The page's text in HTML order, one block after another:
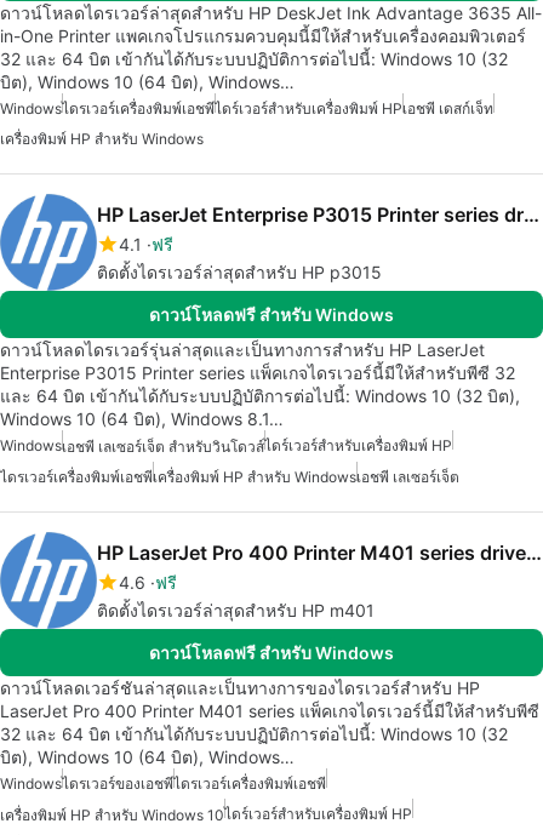
ดาวน์โหลดไดรเวอร์ล่าสุดสำหรับ HP DeskJet Ink Advantage 3635 All-
in-One Printer แพคเกจโปรแกรมควบคุมนี้มีให้สำหรับเครื่องคอมพิวเตอร์
32 และ 64 บิต เข้ากันได้กับระบบปฏิบัติการต่อไปนี้: Windows 10 (32
บิต), Windows 10 (64 บิต), Windows…
Windowsไดรเวอร์เครื่องพิมพ์เอชพีไดร์เวอร์สำหรับเครื่องพิมพ์ HPเอชพี เดสก์เจ็ท
เครื่องพิมพ์ HP สำหรับ Windows
HP LaserJet Enterprise P3015 Printer series drivers
4.1
ฟรี
ติดตั้งไดรเวอร์ล่าสุดสำหรับ HP p3015
ดาวน์โหลดฟรี สำหรับ Windows
ดาวน์โหลดไดรเวอร์รุ่นล่าสุดและเป็นทางการสำหรับ HP LaserJet
Enterprise P3015 Printer series แพ็คเกจไดรเวอร์นี้มีให้สำหรับพีซี 32
และ 64 บิต เข้ากันได้กับระบบปฏิบัติการต่อไปนี้: Windows 10 (32 บิต),
Windows 10 (64 บิต), Windows 8.1…
Windowsเอชพี เลเซอร์เจ็ต สำหรับวินโดวส์ไดร์เวอร์สำหรับเครื่องพิมพ์ HP
ไดรเวอร์เครื่องพิมพ์เอชพีเครื่องพิมพ์ HP สำหรับ Windowsเอชพี เลเซอร์เจ็ต
HP LaserJet Pro 400 Printer M401 series drivers
4.6 ฟรี
ติดตั้งไดรเวอร์ล่าสุดสำหรับ HP m401
ดาวน์โหลดฟรี สำหรับ Windows
ดาวน์โหลดเวอร์ชันล่าสุดและเป็นทางการของไดรเวอร์สำหรับ HP
LaserJet Pro 400 Printer M401 series แพ็คเกจไดรเวอร์นี้มีให้สำหรับพีซี
32 และ 64 บิต เข้ากันได้กับระบบปฏิบัติการต่อไปนี้: Windows 10 (32
บิต), Windows 10 (64 บิต), Windows…
Windowsไดรเวอร์ของเอชพีไดรเวอร์เครื่องพิมพ์เอชพี
เครื่องพิมพ์ HP สำหรับ Windows 10ไดร์เวอร์สำหรับเครื่องพิมพ์ HP